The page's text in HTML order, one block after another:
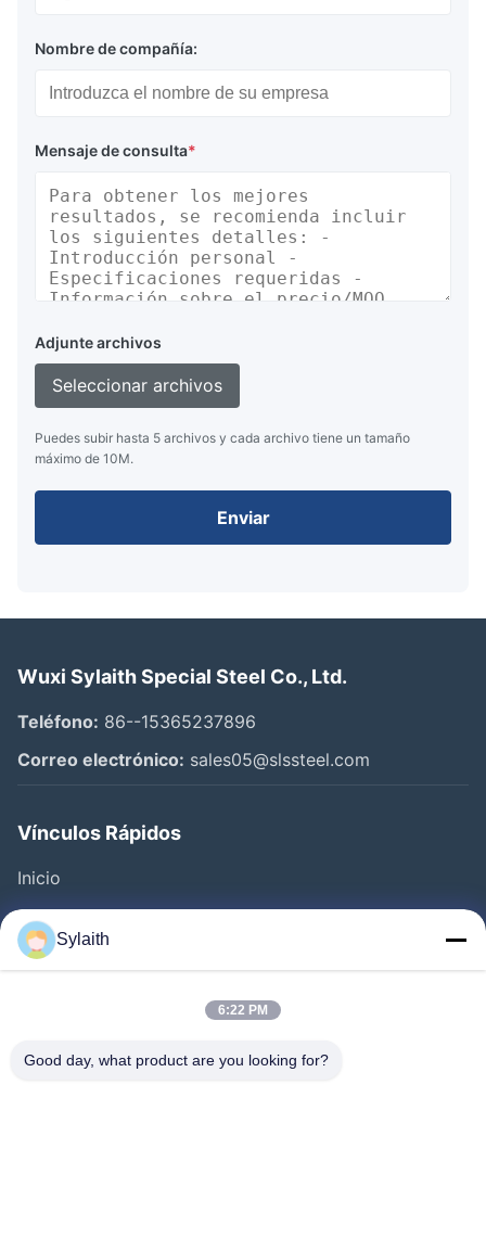
Nombre de compañía:
Mensaje de consulta*
Adjunte archivos
Seleccionar archivos
Puedes subir hasta 5 archivos y cada archivo tiene un tamaño
máximo de 10M.
Enviar
Wuxi Sylaith Special Steel Co., Ltd.
Teléfono: 86--15365237896
Correo electrónico: sales05@slssteel.com
Vínculos Rápidos
Inicio
Productos
Videos
Control De Calidad
Sylaith
6:22 PM
Good day, what product are you looking for?